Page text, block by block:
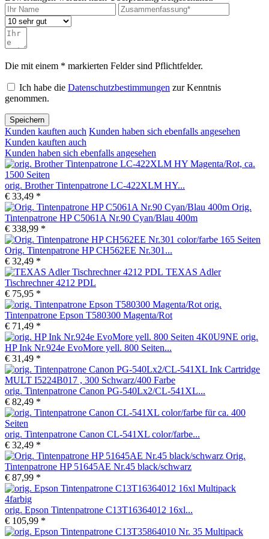
Die mit einem * markierten Felder sind Pflichtfelder.
Ich habe die Datenschutzbestimmungen zur Kenntnis
genommen.
Speichern
Kunden kauften auch Kunden haben sich ebenfalls angesehen
Kunden kauften auch
Kunden haben sich ebenfalls angesehen
orig. Brother Tintenpatrone LC-422XLM HY...
€ 33,49 *
Orig.
Tintenpatrone HP C5061A Nr.90 Cyan/Blau 400m
€ 338,99 *
Orig. Tintenpatrone HP CH562EE Nr.301...
€ 32,49 *
TEXAS Adler
Tischrechner 4212 PDL
€ 75,95 *
orig.
Tintenpatrone Epson T580300 Magenta/Rot
€ 71,49 *
orig.
HP Ink Nr.924e EvoMore yell. 800 Seiten...
€ 31,49 *
orig. Tintenpatrone Canon PG-540Lx2/CL-541XL...
€ 82,49 *
orig. Tintenpatrone Canon CL-541XL color/farbe...
€ 32,49 *
Orig.
Tintenpatrone HP 51645AE Nr.45 black/schwarz
€ 87,99 *
orig. Epson Tintenpatrone C13T16364012 16xl...
€ 105,99 *